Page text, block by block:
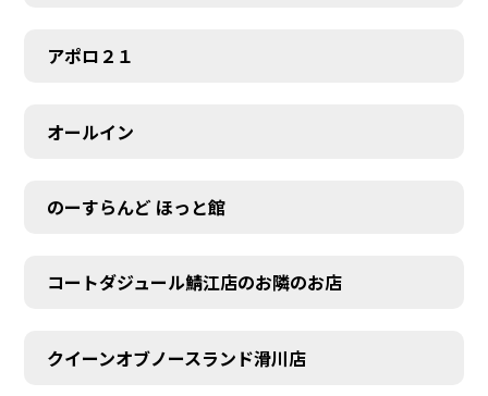
アポロ２１
オールイン
のーすらんど ほっと館
コートダジュール鯖江店のお隣のお店
クイーンオブノースランド滑川店